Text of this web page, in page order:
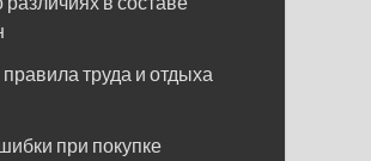
труда и отдыха
при покупке